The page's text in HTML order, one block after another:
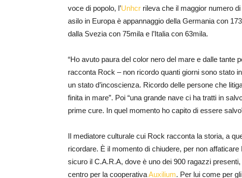
voce di popolo, l’Unhcr rileva che il maggior numero
asilo in Europa è appannaggio della Germania con
dalla Svezia con 75mila e l’Italia con 63mila.
“Ho avuto paura del color nero del mare e dalle tante
racconta Rock – non ricordo quanti giorni sono stato
un stato d’incoscienza. Ricordo delle persone che
finita in mare”. Poi “una grande nave ci ha tratti in
prime cure. In quel momento ho capito di essere
Il mediatore culturale cui Rock racconta la storia, a
ricordare. È il momento di chiudere, per non
sicuro il C.A.R.A, dove è uno dei 900 ragazzi
centro per la cooperativaAuxilium. Per lui come per